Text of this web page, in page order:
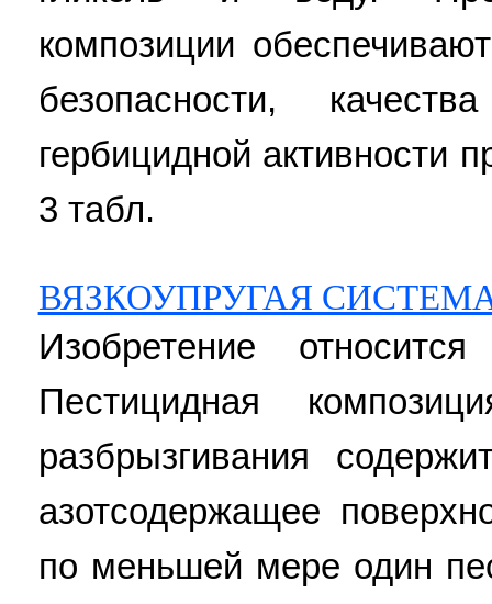
композиции
безопасности,
гербицидной активности
3 табл.
ВЯЗКОУПРУГАЯ
Изобретение
Пестицидная
разбрызгивания
азотсодержащее
по меньшей мере один